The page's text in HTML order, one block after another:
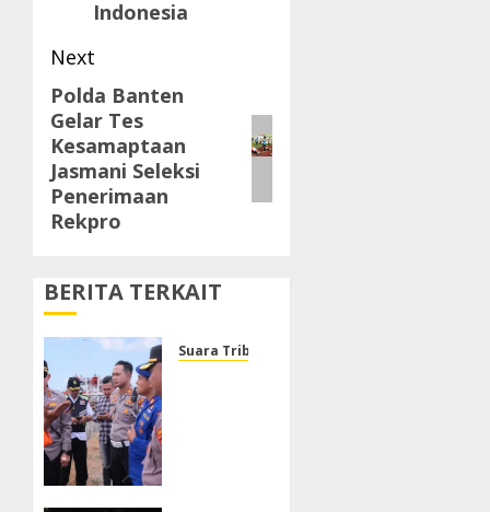
Indonesia
Next
Next
post:
Polda Banten
Gelar Tes
Kesamaptaan
Jasmani Seleksi
Penerimaan
Rekpro
BERITA TERKAIT
Suara Tribrata